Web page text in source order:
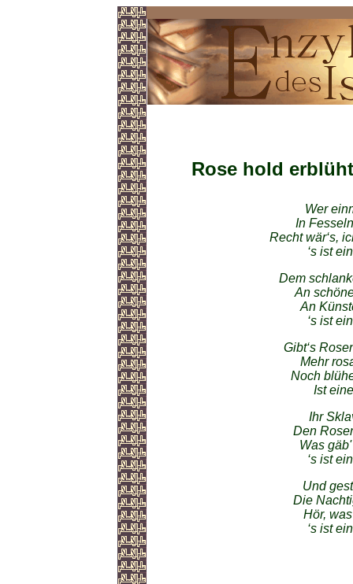
Rose hold erblüht
Wer
In
Recht wär‘s,
‘s ist
Dem
An
An
‘s ist
Gibt‘s
Mehr
Noch
Ist
Ihr
Den
Was
‘s ist
Und
Die
Hör,
‘s ist